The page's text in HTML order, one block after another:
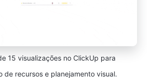
15 visualizações no ClickUp para
de recursos e planejamento visual.